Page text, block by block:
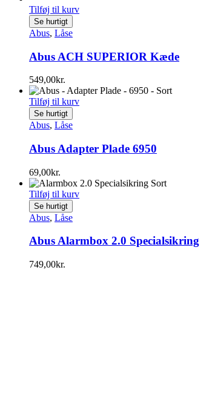
Tilføj til kurv
Se hurtigt
Abus, Låse
Abus ACH SUPERIOR Kæde
549,00kr.
Tilføj til kurv
Se hurtigt
Abus, Låse
Abus Adapter Plade 6950
69,00kr.
Tilføj til kurv
Se hurtigt
Abus, Låse
Abus Alarmbox 2.0 Specialsikring
749,00kr.